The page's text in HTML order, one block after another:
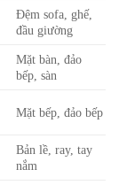
Đệm sofa, ghế,
đầu giường
Mặt bàn, đảo
bếp, sàn
Mặt bếp, đảo bếp
Bản lề, ray, tay
nắm